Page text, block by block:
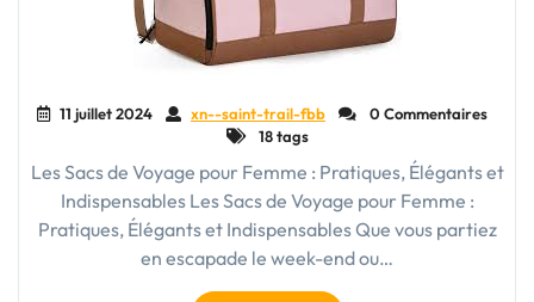
11 juillet 2024 xn--saint-trail-fbb
0 Commentaires
18 tags
Les Sacs de Voyage pour Femme : Pratiques, Élégants et
Indispensables Les Sacs de Voyage pour Femme :
Pratiques, Élégants et Indispensables Que vous partiez
en escapade le week-end ou…